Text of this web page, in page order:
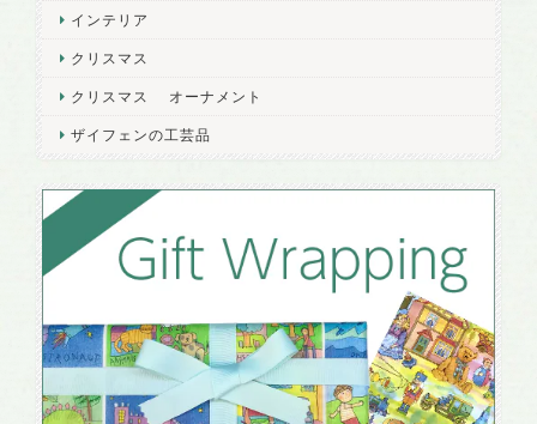
インテリア
クリスマス
クリスマス オーナメント
ザイフェンの工芸品